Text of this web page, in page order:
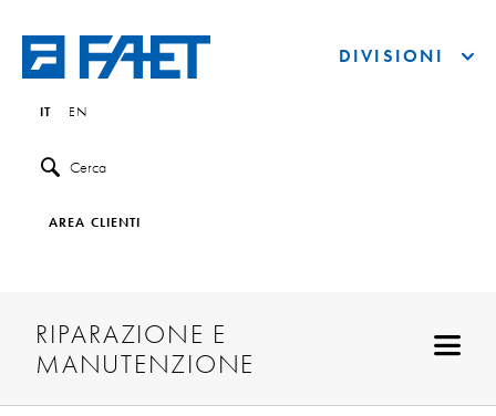
IT EN
Cerca
AREA CLIENTI
DIVISIONI
RIPARAZIONE E
MANUTENZIONE